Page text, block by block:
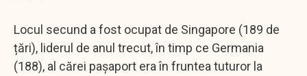
Locul secund a fost ocupat de Singapore (189 de
țări), liderul de anul trecut, în timp ce Germania
(188), al cărei pașaport era în fruntea tuturor la